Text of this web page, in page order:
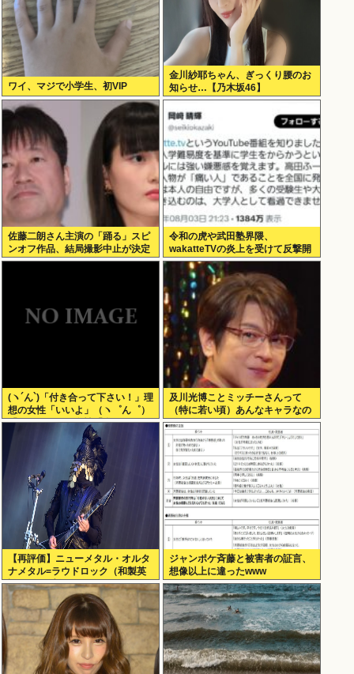
ワイ、マジで小学生、初VIP
金川紗耶ちゃん、ぎっくり腰のお
知らせ…【乃木坂46】
佐藤二朗さん主演の「踊る」スピ
ンオフ作品、結局撮影中止が決定
www
令和の虎や武田塾界隈、
wakatteTVの炎上を受けて反撃開
始
(ヽ´ん`)「付き合って下さい！」理
想の女性「いいよ」（ヽ゜ん゜）
「ほんと！？」女性「私のうんち
食べたらね」
及川光博ことミッチーさんって
（特に若い頃）あんなキャラなの
にあんまアンチおらんよな、男で
も
【再評価】ニューメタル・オルタ
ナメタル=ラウドロック（和製英
語）がZに刺さってるらしい。お
前らがキッズの頃好きだったバン
ドは何？
ジャンポケ斉藤と被害者の証言、
想像以上に違ったwww